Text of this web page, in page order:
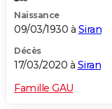
Naissance
09/03/1930 à Siran
Décès
17/03/2020 à Siran
Famille GAU